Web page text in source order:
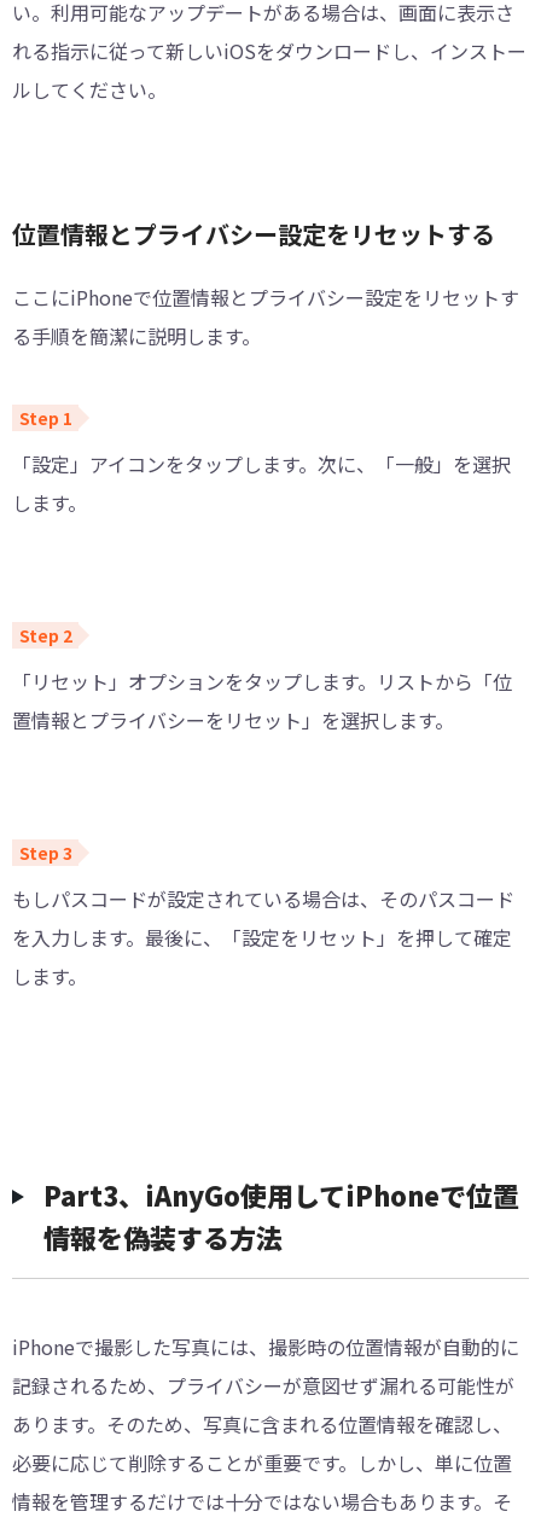
い。利用可能なアップデートがある場合は、画面に表示さ
れる指示に従って新しいiOSをダウンロードし、インストー
ルしてください。
位置情報とプライバシー設定をリセットする
ここにiPhoneで位置情報とプライバシー設定をリセットす
る手順を簡潔に説明します。
「設定」アイコンをタップします。次に、「一般」を選択
します。
「リセット」オプションをタップします。リストから「位
置情報とプライバシーをリセット」を選択します。
もしパスコードが設定されている場合は、そのパスコード
を入力します。最後に、「設定をリセット」を押して確定
します。
Part3、iAnyGo使用してiPhoneで位置
情報を偽装する方法
iPhoneで撮影した写真には、撮影時の位置情報が自動的に
記録されるため、プライバシーが意図せず漏れる可能性が
あります。そのため、写真に含まれる位置情報を確認し、
必要に応じて削除することが重要です。しかし、単に位置
情報を管理するだけでは十分ではない場合もあります。そ